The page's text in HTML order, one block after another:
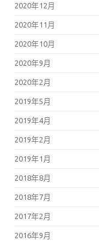
2020年12月
2020年11月
2020年10月
2020年9月
2020年2月
2019年5月
2019年4月
2019年2月
2019年1月
2018年8月
2018年7月
2017年2月
2016年9月